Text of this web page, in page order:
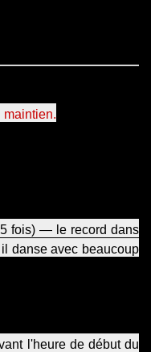
maintien.
fois) — le record dans
danse avec beaucoup
l'heure de début du